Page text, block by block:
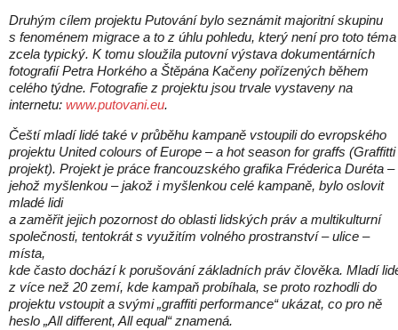
Druhým cílem projektu Putování bylo seznámit majoritní skupinu
s fenoménem migrace a to z úhlu pohledu, který není pro toto téma
zcela typický. K tomu sloužila putovní výstava dokumentárních
fotografií Petra Horkého a Štěpána Kačeny pořízených během
celého týdne. Fotografie z projektu jsou trvale vystaveny na
internetu: www.putovani.eu.
Čeští mladí lidé také v průběhu kampaně vstoupili do evropského
projektu United colours of Europe – a hot season for graffs (Graffitti
projekt). Projekt je práce francouzského grafika Fréderica Duréta –
jehož myšlenkou – jakož i myšlenkou celé kampaně, bylo oslovit
mladé lidi
a zaměřit jejich pozornost do oblasti lidských práv a multikulturní
společnosti, tentokrát s využitím volného prostranství – ulice –
místa,
kde často dochází k porušování základních práv člověka. Mladí
z více než 20 zemí, kde kampaň probíhala, se proto rozhodli do
projektu vstoupit a svými „graffiti performance“ ukázat, co pro ně
heslo „All different, All equal“ znamená.